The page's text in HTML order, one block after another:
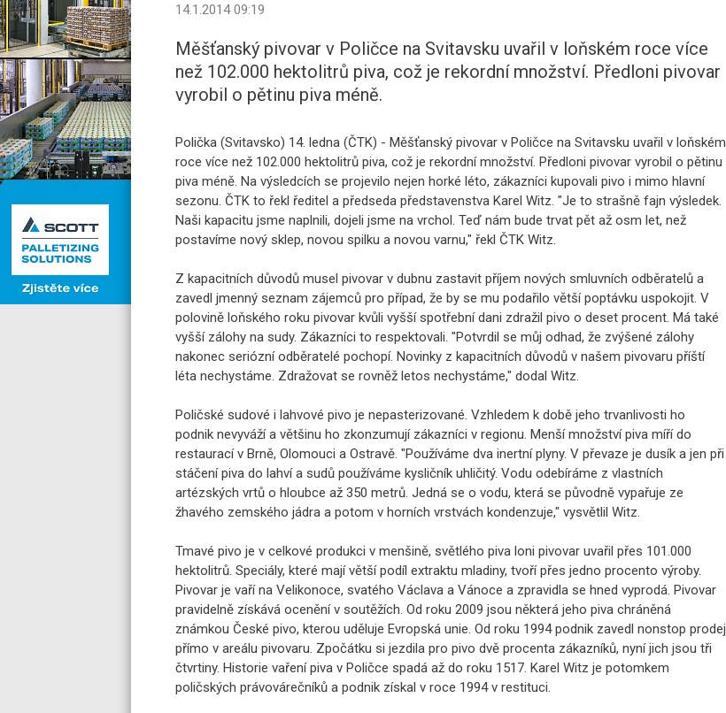
14.1.2014 09:19
Měšťanský pivovar v Poličce na Svitavsku uvařil v loňském roce více
než 102.000 hektolitrů piva, což je rekordní množství. Předloni pivovar
vyrobil o pětinu piva méně.
Polička (Svitavsko) 14. ledna (ČTK) - Měšťanský pivovar v Poličce na Svitavsku uvařil v loňském
roce více než 102.000 hektolitrů piva, což je rekordní množství. Předloni pivovar vyrobil o pětinu
piva méně. Na výsledcích se projevilo nejen horké léto, zákazníci kupovali pivo i mimo hlavní
sezonu. ČTK to řekl ředitel a předseda představenstva Karel Witz. "Je to strašně fajn výsledek.
Naši kapacitu jsme naplnili, dojeli jsme na vrchol. Teď nám bude trvat pět až osm let, než
postavíme nový sklep, novou spilku a novou varnu," řekl ČTK Witz.
Z kapacitních důvodů musel pivovar v dubnu zastavit příjem nových smluvních odběratelů a
zavedl jmenný seznam zájemců pro případ, že by se mu podařilo větší poptávku uspokojit. V
polovině loňského roku pivovar kvůli vyšší spotřební dani zdražil pivo o deset procent. Má také
vyšší zálohy na sudy. Zákazníci to respektovali. "Potvrdil se můj odhad, že zvýšené zálohy
nakonec seriózní odběratelé pochopí. Novinky z kapacitních důvodů v našem pivovaru příští
léta nechystáme. Zdražovat se rovněž letos nechystáme," dodal Witz.
Poličské sudové i lahvové pivo je nepasterizované. Vzhledem k době jeho trvanlivosti ho
podnik nevyváží a většinu ho zkonzumují zákazníci v regionu. Menší množství piva míří do
restaurací v Brně, Olomouci a Ostravě. "Používáme dva inertní plyny. V převaze je dusík a jen při
stáčení piva do lahví a sudů používáme kysličník uhličitý. Vodu odebíráme z vlastních
artézských vrtů o hloubce až 350 metrů. Jedná se o vodu, která se původně vypařuje ze
žhavého zemského jádra a potom v horních vrstvách kondenzuje," vysvětlil Witz.
Tmavé pivo je v celkové produkci v menšině, světlého piva loni pivovar uvařil přes 101.000
hektolitrů. Speciály, které mají větší podíl extraktu mladiny, tvoří přes jedno procento výroby.
Pivovar je vaří na Velikonoce, svatého Václava a Vánoce a zpravidla se hned vyprodá. Pivovar
pravidelně získává ocenění v soutěžích. Od roku 2009 jsou některá jeho piva chráněná
známkou České pivo, kterou uděluje Evropská unie. Od roku 1994 podnik zavedl nonstop prodej
přímo v areálu pivovaru. Zpočátku si jezdila pro pivo dvě procenta zákazníků, nyní jich jsou tři
čtvrtiny. Historie vaření piva v Poličce spadá až do roku 1517. Karel Witz je potomkem
poličských právovárečníků a podnik získal v roce 1994 v restituci.